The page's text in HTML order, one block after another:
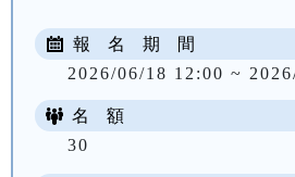
報 名 期 間
2026/06/18 12:00 ~
名 額
30